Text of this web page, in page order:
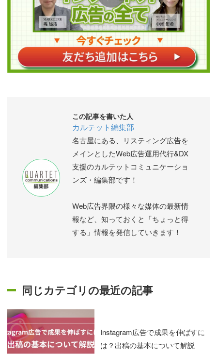
この記事を書いた人
カルテット編集部
名古屋にある、リスティング広告を
メインとしたWeb広告運用代行&DX
支援のカルテットコミュニケーショ
ンズ・編集部です！
Web広告界隈の様々な媒体の最新情
報など、知っておくと「ちょっと得
する」情報を発信していきます！
同じカテゴリの最近の記事
Instagram広告で成果を伸ばすに
は？出稿の基本について解説